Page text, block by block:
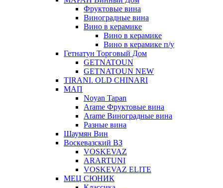
Фруктовые вина
Виноградные вина
Вино в керамике
Вино в керамике
Вино в керамике п/у
Гетнатун Торговый Дом
GETNATOUN
GETNATOUN NEW
TIRANI. OLD CHINARI
МАП
Noyan Tapan
Arame Фруктовые вина
Arame Виноградные вина
Разные вина
Шаумян Вин
Воскевазский ВЗ
VOSKEVAZ
ARARTUNI
VOSKEVAZ ELITE
МЕЦ СЮНИК